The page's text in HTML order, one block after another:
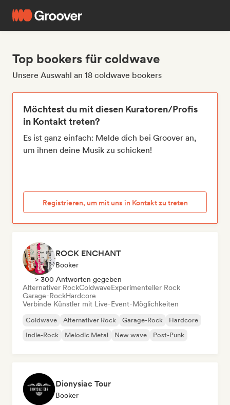
Top bookers für coldwave
Unsere Auswahl an 18 coldwave bookers
Möchtest du mit diesen Kuratoren/Profis
in Kontakt treten?
Es ist ganz einfach: Melde dich bei Groover an,
um ihnen deine Musik zu schicken!
Registrieren, um mit uns in Kontakt zu treten
ROCK ENCHANT
Booker
> 300 Antworten gegeben
Alternativer RockColdwaveExperimenteller Rock
Garage-RockHardcore
Verbinde Künstler mit Live-Event-Möglichkeiten
Coldwave Alternativer Rock Garage-Rock
Hardcore
Indie-Rock
Melodic Metal New wave Post-Punk
Dionysiac Tour
Booker